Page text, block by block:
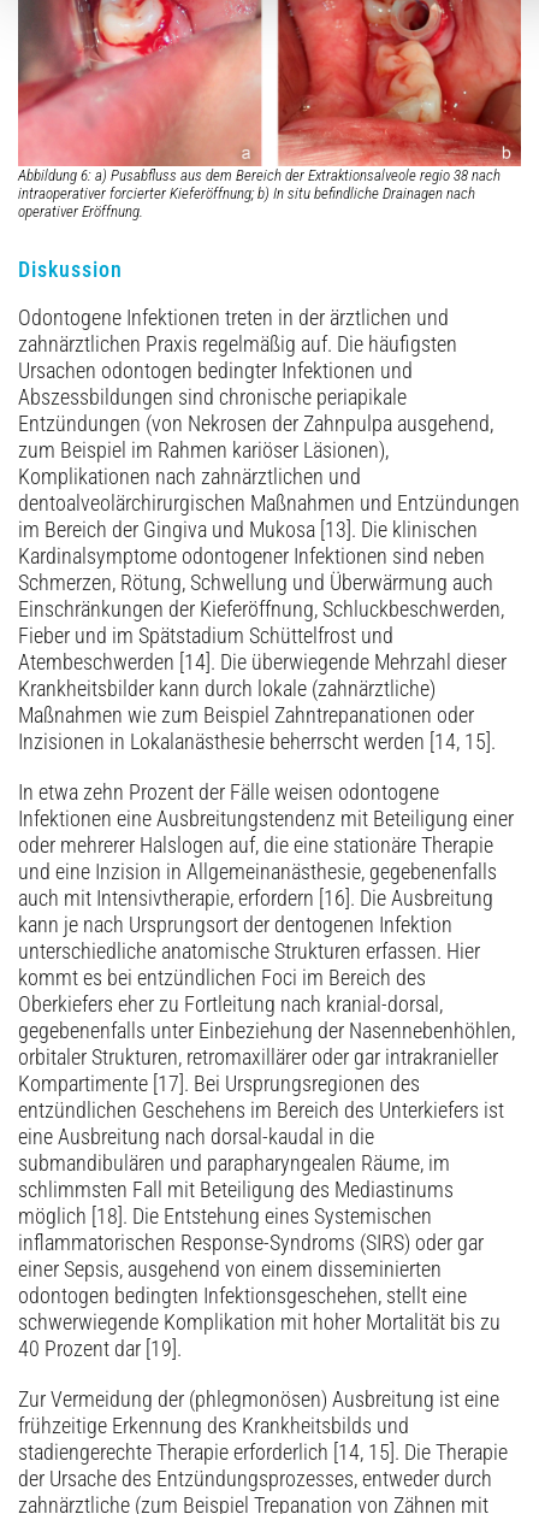
Abbildung 6: a) Pusabfluss aus dem Bereich der Extraktionsalveole regio 38 nach
intraoperativer forcierter Kieferöffnung; b) In situ befindliche Drainagen nach
operativer Eröffnung.
Diskussion
Odontogene Infektionen treten in der ärztlichen und
zahnärztlichen Praxis regelmäßig auf. Die häufigsten
Ursachen odontogen bedingter Infektionen und
Abszessbildungen sind chronische periapikale
Entzündungen (von Nekrosen der Zahnpulpa ausgehend,
zum Beispiel im Rahmen kariöser Läsionen),
Komplikationen nach zahnärztlichen und
dentoalveolärchirurgischen Maßnahmen und Entzündungen
im Bereich der Gingiva und Mukosa [13]. Die klinischen
Kardinalsymptome odontogener Infektionen sind neben
Schmerzen, Rötung, Schwellung und Überwärmung auch
Einschränkungen der Kieferöffnung, Schluckbeschwerden,
Fieber und im Spätstadium Schüttelfrost und
Atembeschwerden [14]. Die überwiegende Mehrzahl dieser
Krankheitsbilder kann durch lokale (zahnärztliche)
Maßnahmen wie zum Beispiel Zahntrepanationen oder
Inzisionen in Lokalanästhesie beherrscht werden [14, 15].
In etwa zehn Prozent der Fälle weisen odontogene
Infektionen eine Ausbreitungstendenz mit Beteiligung einer
oder mehrerer Halslogen auf, die eine stationäre Therapie
und eine Inzision in Allgemeinanästhesie, gegebenenfalls
auch mit Intensivtherapie, erfordern [16]. Die Ausbreitung
kann je nach Ursprungsort der dentogenen Infektion
unterschiedliche anatomische Strukturen erfassen. Hier
kommt es bei entzündlichen Foci im Bereich des
Oberkiefers eher zu Fortleitung nach kranial-dorsal,
gegebenenfalls unter Einbeziehung der Nasennebenhöhlen,
orbitaler Strukturen, retromaxillärer oder gar intrakranieller
Kompartimente [17]. Bei Ursprungsregionen des
entzündlichen Geschehens im Bereich des Unterkiefers ist
eine Ausbreitung nach dorsal-kaudal in die
submandibulären und parapharyngealen Räume, im
schlimmsten Fall mit Beteiligung des Mediastinums
möglich [18]. Die Entstehung eines Systemischen
inflammatorischen Response-Syndroms (SIRS) oder gar
einer Sepsis, ausgehend von einem disseminierten
odontogen bedingten Infektionsgeschehen, stellt eine
schwerwiegende Komplikation mit hoher Mortalität bis zu
40 Prozent dar [19].
Zur Vermeidung der (phlegmonösen) Ausbreitung ist eine
frühzeitige Erkennung des Krankheitsbilds und
stadiengerechte Therapie erforderlich [14, 15]. Die Therapie
der Ursache des Entzündungsprozesses, entweder durch
zahnärztliche (zum Beispiel Trepanation von Zähnen mit